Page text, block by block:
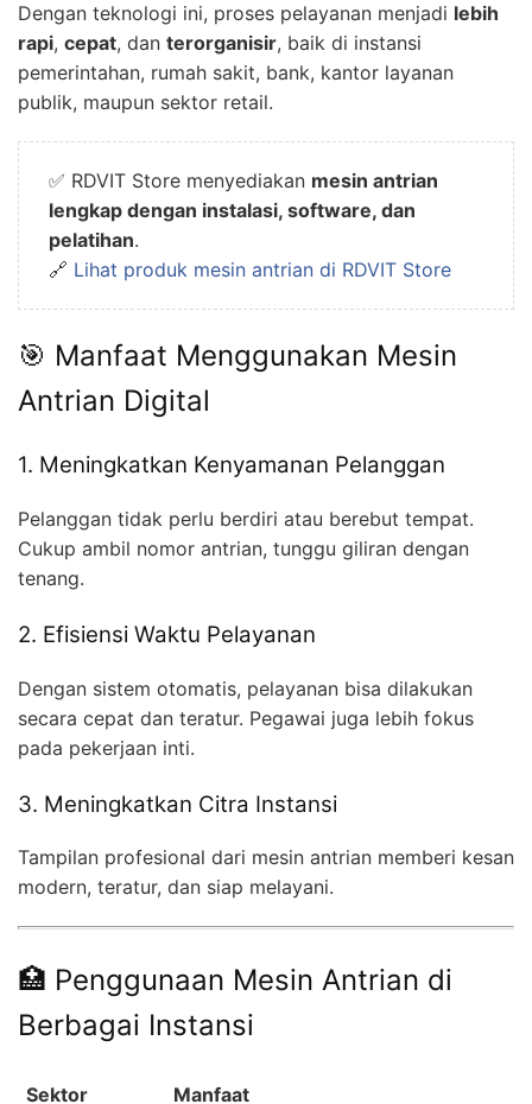
Dengan teknologi ini, proses pelayanan menjadi lebih
rapi, cepat, dan terorganisir, baik di instansi
pemerintahan, rumah sakit, bank, kantor layanan
publik, maupun sektor retail.
✅ RDVIT Store menyediakan mesin antrian
lengkap dengan instalasi, software, dan
pelatihan.
🔗 Lihat produk mesin antrian di RDVIT Store
🎯 Manfaat Menggunakan Mesin
Antrian Digital
1. Meningkatkan Kenyamanan Pelanggan
Pelanggan tidak perlu berdiri atau berebut tempat.
Cukup ambil nomor antrian, tunggu giliran dengan
tenang.
2. Efisiensi Waktu Pelayanan
Dengan sistem otomatis, pelayanan bisa dilakukan
secara cepat dan teratur. Pegawai juga lebih fokus
pada pekerjaan inti.
3. Meningkatkan Citra Instansi
Tampilan profesional dari mesin antrian memberi kesan
modern, teratur, dan siap melayani.
🏥 Penggunaan Mesin Antrian di
Berbagai Instansi
Sektor
Manfaat